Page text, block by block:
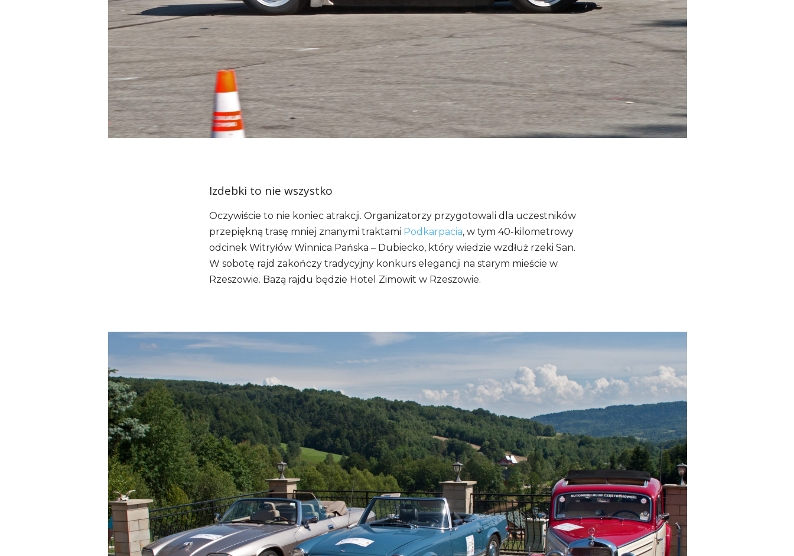
Izdebki to nie wszystko
Oczywiście to nie koniec atrakcji. Organizatorzy przygotowali dla uczestników
przepiękną trasę mniej znanymi traktami Podkarpacia, w tym 40-kilometrowy
odcinek Witryłów Winnica Pańska – Dubiecko, który wiedzie wzdłuż rzeki San.
W sobotę rajd zakończy tradycyjny konkurs elegancji na starym mieście w
Rzeszowie. Bazą rajdu będzie Hotel Zimowit w Rzeszowie.